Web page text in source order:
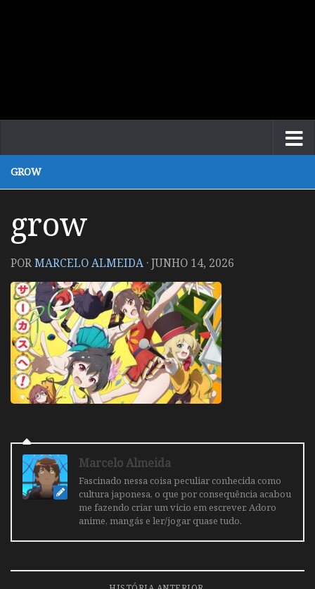
GROW
grow
PORMARCELO ALMEIDA ·JUNHO 14, 2026
Marcelo Almeida
Fascinado nessa coisa peculiar conhecida como
cultura japonesa, o que por consequência acabou
me fazendo criar um vicio em escrever. Adoro
anime, mangás e ler/jogar quase tudo.